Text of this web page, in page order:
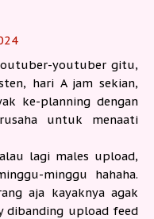
youtuber gitu,
hari A jam sekian,
ke-planning dengan
untuk menaati
lagi males upload,
minggu hahaha.
aja kayaknya agak
dibanding upload feed